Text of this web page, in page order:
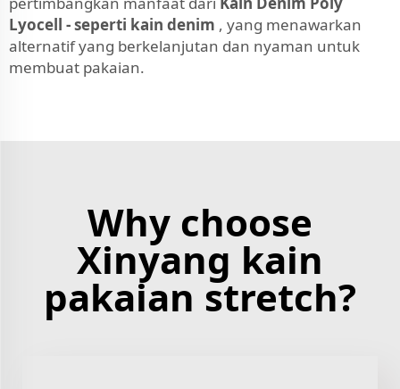
Lyocell - seperti kain denim , yang menawarkan
alternatif yang berkelanjutan dan nyaman untuk
membuat pakaian.
Why choose
Xinyang kain
pakaian stretch?